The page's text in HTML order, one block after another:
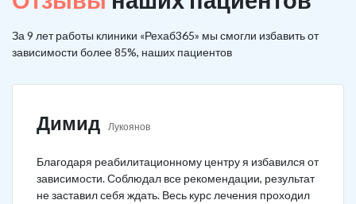
За 9 лет работы клиники «Рехаб365» мы смогли избавить от
зависимости более 85%, наших пациентов
Димид Лукоянов
Благодаря реабилитационному центру я избавился от
зависимости. Соблюдал все рекомендации, результат
не заставил себя ждать. Весь курс лечения проходил